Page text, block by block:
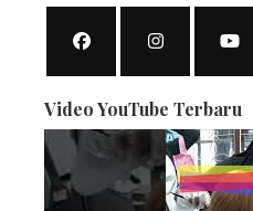
Video YouTube Terbaru